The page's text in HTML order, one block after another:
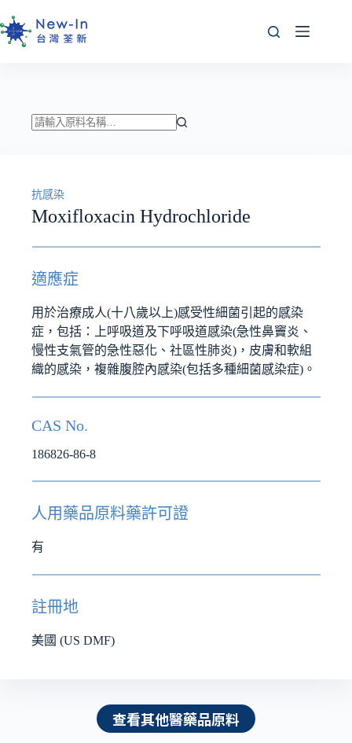
至
主
符
合
的
果
抗感染
Moxifloxacin Hydrochloride
適應症
用於治療成人(十八歲以上)感受性細菌引起的感染
症，包括：上呼吸道及下呼吸道感染(急性鼻竇炎、
慢性支氣管的急性惡化、社區性肺炎)，皮膚和軟組
織的感染，複雜腹腔內感染(包括多種細菌感染症)。
CAS No.
186826-86-8
人用藥品原料藥許可證
有
註冊地
美國 (US DMF)
查看其他醫藥品原料